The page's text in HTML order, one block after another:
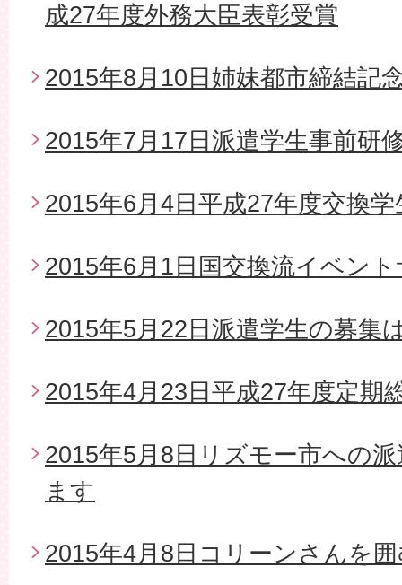
成27年度外務大臣表彰受賞
2015年8月10日姉妹都市締結記
2015年7月17日派遣学生事前研
2015年6月4日平成27年度交換
2015年6月1日国交換流イベン
2015年5月22日派遣学生の募集
2015年4月23日平成27年度定期
2015年5月8日リズモー市への
ます
2015年4月8日コリーンさんを